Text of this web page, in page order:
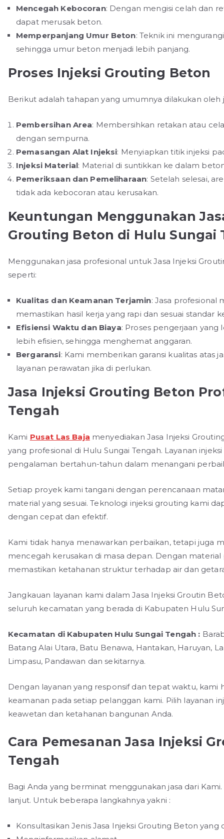
Mencegah Kebocoran: Dengan mengisi celah dan
dapat merusak beton.
Memperpanjang Umur Beton: Teknik ini
sehingga umur beton menjadi lebih panjang.
Proses Injeksi Grouting Beton
Berikut adalah tahapan yang umumnya dilakukan oleh
Pembersihan Area: Membersihkan retakan atau
dengan sempurna.
Pemasangan Alat Injeksi: Menyiapkan titik injeksi
Injeksi Material: Material di suntikkan ke dalam
Pemeriksaan dan Pemeliharaan: Setelah selesai,
tidak ada kebocoran atau kerusakan.
Keuntungan Menggunakan
Grouting Beton di Hulu Sungai
Menggunakan jasa profesional untuk Jasa Injeksi
seperti:
Kualitas dan Keamanan Terjamin: Jasa profesional
memastikan hasil kerja yang rapi dan sesuai standar
Efisiensi Waktu dan Biaya: Proses pengerjaan
lebih efisien, sehingga menghemat anggaran.
Bergaransi: Kami memberikan garansi kualitas atas
layanan perawatan jika di perlukan.
Jasa Injeksi Grouting Beton
Tengah
Kami Pusat Las Baja menyediakan Jasa Injeksi
yang profesional di Hulu Sungai Tengah. Layanan
pengalaman bertahun-tahun dalam menangani
Setiap proyek kami tangani dengan perencanaan
material yang sesuai. Teknologi injeksi grouting kami
dengan cepat dan efektif.
Kami tidak hanya menawarkan perbaikan, tetapi juga
mencegah kerusakan di masa depan. Dengan
memastikan ketahanan struktur terhadap air dan
Jangkauan layanan kami dalam Jasa Injeksi Groutin
seluruh kecamatan yang berada di Kabupaten Hulu
Kecamatan di Kabupaten Hulu Sungai Tengah :
Batang Alai Utara, Batu Benawa, Hantakan, Haruyan,
Limpasu, Pandawan dan sekitarnya.
Dengan layanan yang responsif dan tepat waktu,
keamanan pada setiap pelanggan kami. Pilih layanan
keawetan dan ketahanan bangunan Anda.
Cara Pemesanan Jasa Injeksi
Tengah
Bagi Anda yang berminat menggunakan jasa dari
lanjut. Untuk beberapa langkahnya yakni :
Konsultasikan Jenis Jasa Injeksi Grouting Beton yang